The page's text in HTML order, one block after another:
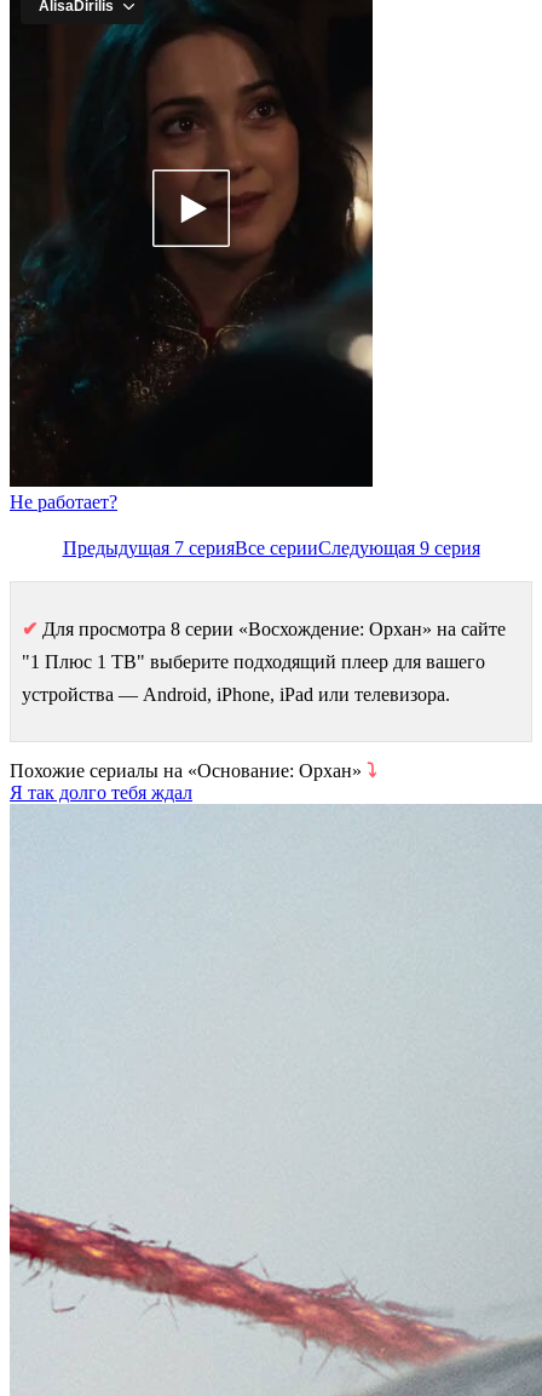
Не работает?
Предыдущая 7 серияВсе серииСледующая 9 серия
✔ Для просмотра 8 серии «Восхождение: Орхан» на сайте
"1 Плюс 1 ТВ" выберите подходящий плеер для вашего
устройства — Android, iPhone, iPad или телевизора.
Похожие сериалы на «Основание: Орхан» ⤵
Я так долго тебя ждал